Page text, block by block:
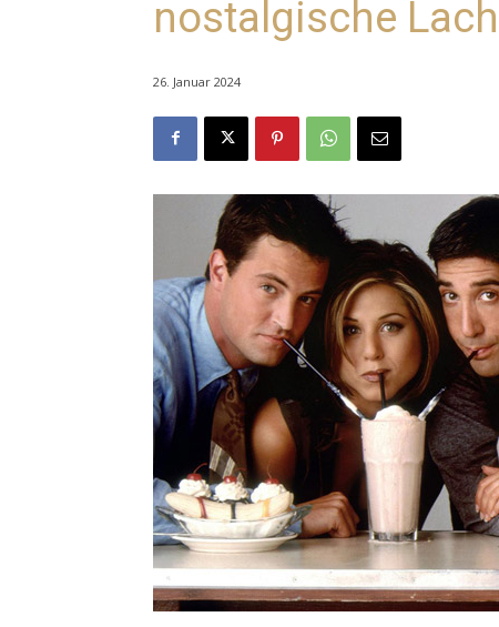
nostalgische
26. Januar 2024